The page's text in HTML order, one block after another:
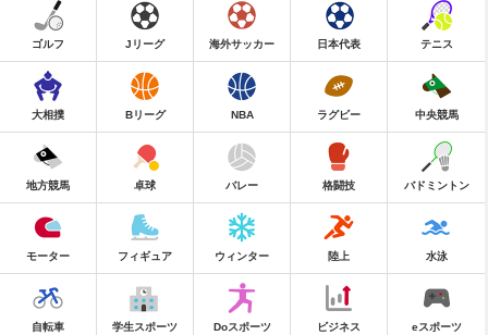
ゴルフ Jリーグ 海外サッカー 日本代表 テニス
大相撲 Bリーグ NBA ラグビー 中央競馬
地方競馬 卓球 バレー 格闘技 バドミントン
モーター フィギュア ウィンター 陸上 水泳
自転車 学生スポーツ Doスポーツ ビジネス eスポーツ